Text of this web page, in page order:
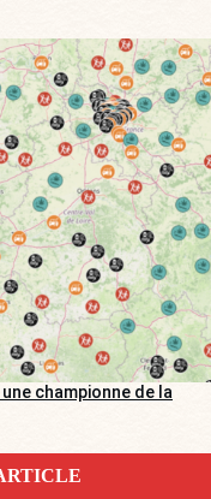
championne de la